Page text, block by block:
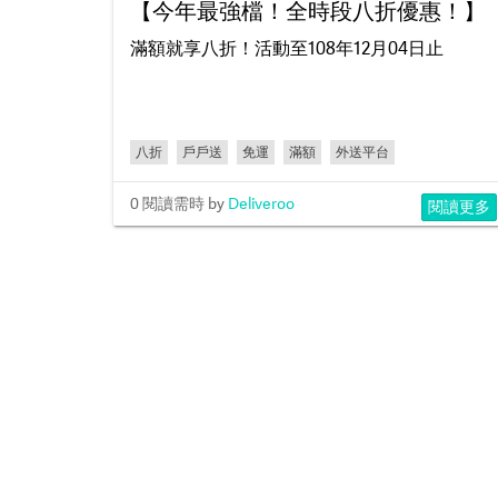
【今年最強檔！全時段八折優惠！】
滿額就享八折！活動至108年12月04日止
八折 戶戶送 免運 滿額 外送平台
0 閱讀需時 by Deliveroo 閱讀更多